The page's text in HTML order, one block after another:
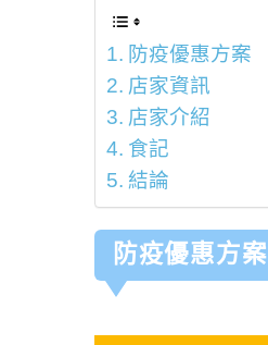
防疫優惠方案
店家資訊
店家介紹
食記
結論
防疫優惠方案